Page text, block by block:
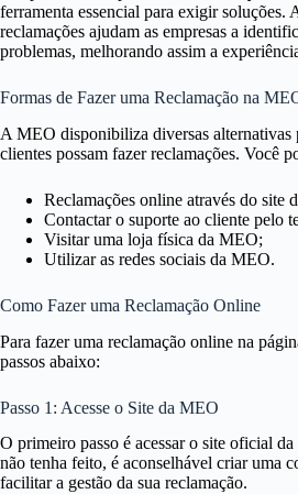
ferramenta essencial para exigir soluções.
reclamações ajudam as empresas a
problemas, melhorando assim a
Formas de Fazer uma Reclamação na
A MEO disponibiliza diversas alternativas
clientes possam fazer reclamações. Você
Reclamações online através do site
Contactar o suporte ao cliente pelo
Visitar uma loja física da MEO;
Utilizar as redes sociais da MEO.
Como Fazer uma Reclamação Online
Para fazer uma reclamação online na
passos abaixo:
Passo 1: Acesse o Site da MEO
O primeiro passo é acessar o site oficial
não tenha feito, é aconselhável criar uma
facilitar a gestão da sua reclamação.